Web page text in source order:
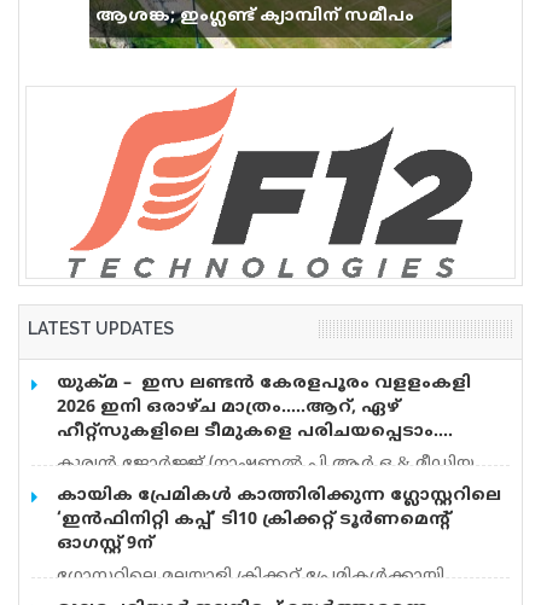
ആശങ്ക; ഇംഗ്ലണ്ട് ക്യാമ്പിന് സമീപം
വെടിവെപ്പ്, 9 പേർക്ക് പരിക്ക്
LATEST UPDATES
യുക്മ – ഇസ ലണ്ടൻ കേരളപൂരം വളളംകളി
2026 ഇനി ഒരാഴ്ച മാത്രം…..ആറ്, ഏഴ്
ഹീറ്റ്സുകളിലെ ടീമുകളെ പരിചയപ്പെടാം….
കുര്യൻ ജോർജ്ജ് (നാഷണൽ പി.ആർ.ഒ & മീഡിയ
കോർഡിനേറ്റർ) യുക്മ – ഇസ ലണ്ടൻ കേരളപൂരം
വളളംകളി 2026 ഓഗസ്റ്റ് 15 ന് റോഥർഹാമിലെ
മാൻവേഴ്സ് തടാകത്തിൽ അരങ്ങേറുവാൻ
ദിവസങ്ങൾ അടുത്ത് വരവെ അതിൻ്റെ ആവേശം
ഓരോ നിമിഷവും കൂടി വരുമ്പോൾ ഇന്ന് രണ്ടാമത്തെ
കായിക പ്രേമികള്‍ കാത്തിരിക്കുന്ന ഗ്ലോസ്റ്ററിലെ
‘ഇന്‍ഫിനിറ്റി കപ്പ്’ ടി10 ക്രിക്കറ്റ് ടൂര്‍ണമെന്റ്
ഓഗസ്റ്റ് 9ന്
ഗ്ലോസ്റ്ററിലെ മലയാളി ക്രിക്കറ്റ് പ്രേമികള്‍ക്കായി